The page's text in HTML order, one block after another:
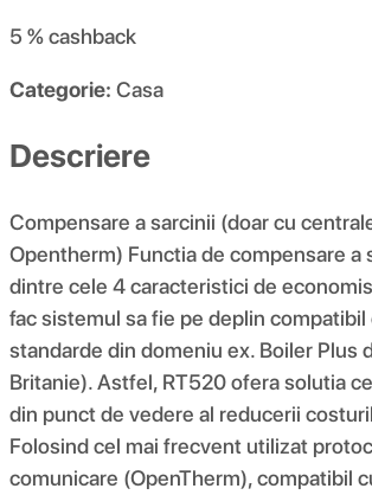
5 %cashback
Categorie: Casa
Descriere
Compensare a sarcinii (doar cu
Opentherm) Functia de compensare a
dintre cele 4 caracteristici de
fac sistemul sa fie pe deplin
standarde din domeniu ex. Boiler Plus
Britanie). Astfel, RT520 ofera solutia
din punct de vedere al reducerii
Folosind cel mai frecvent utilizat
comunicare (OpenTherm), compatibil